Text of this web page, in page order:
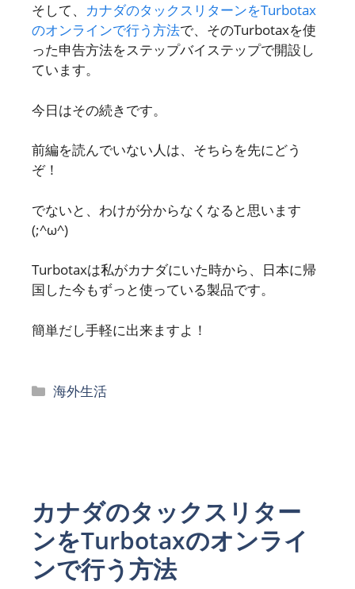
そして、 カナダのタックスリターンをTurbotax
のオンラインで行う方法で、そのTurbotaxを使
った申告方法をステップバイステップで開設し
ています。
今日はその続きです。
前編を読んでいない人は、そちらを先にどう
ぞ！
でないと、わけが分からなくなると思います
(;^ω^)
Turbotaxは私がカナダにいた時から、日本に帰
国した今もずっと使っている製品です。
簡単だし手軽に出来ますよ！
カ
海外生活
カナダのタックスリター
ンをTurbotaxのオンライ
ンで行う方法